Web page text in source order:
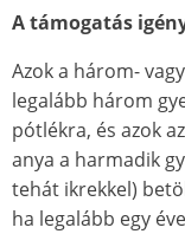
A támogatás
Azok a három-
legalább három
pótlékra, és azok
anya a harmadik
tehát ikrekkel)
ha legalább egy